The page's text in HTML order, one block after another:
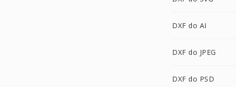
DXF do AI
DXF do JPEG
DXF do PSD